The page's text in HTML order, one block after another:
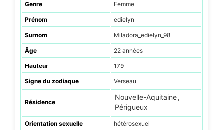
Genre Femme
Prénom edielyn
Surnom Miladora_edielyn_98
Âge 22 années
Hauteur 179
Signe du zodiaque Verseau
Résidence
Nouvelle-Aquitaine ,
Périgueux
Orientation sexuelle hétérosexuel